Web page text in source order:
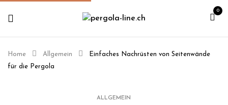
0
Home Allgemein
Einfaches Nachrüsten von Seitenwände
für die Pergola
ALLGEMEIN